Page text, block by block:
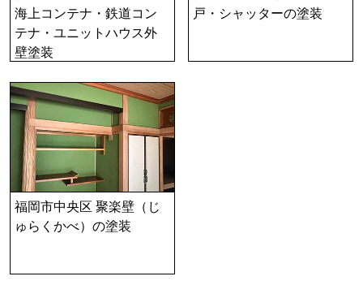
海上コンテナ・鉄道コン
テナ・ユニットハウス外
壁塗装
戸・シャッターの塗装
福岡市中央区 聚楽壁（じ
ゅらくかべ）の塗装